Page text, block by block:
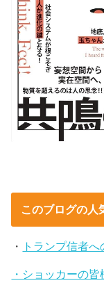
このブログの人
・ トランプ信者
・ショッカーの